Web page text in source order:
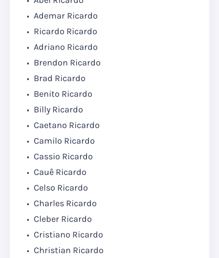
Ademar Ricardo
Ricardo Ricardo
Adriano Ricardo
Brendon Ricardo
Brad Ricardo
Benito Ricardo
Billy Ricardo
Caetano Ricardo
Camilo Ricardo
Cassio Ricardo
Cauê Ricardo
Celso Ricardo
Charles Ricardo
Cleber Ricardo
Cristiano Ricardo
Christian Ricardo